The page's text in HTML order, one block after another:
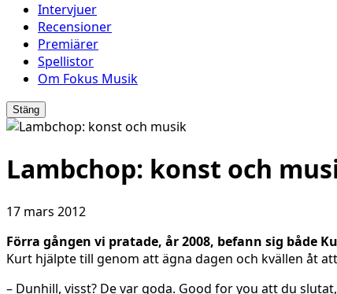
Intervjuer
Recensioner
Premiärer
Spellistor
Om Fokus Musik
Stäng
Lambchop: konst och
17 mars 2012
Förra gången vi pratade, år 2008, befann sig både
Kurt hjälpte till genom att ägna dagen och kvällen åt
– Dunhill, visst? De var goda. Good for you att du